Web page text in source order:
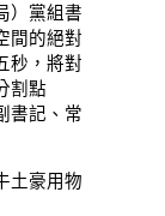
）黨組書
間的絕對
秒，將對
割點
書記、常
土豪用物